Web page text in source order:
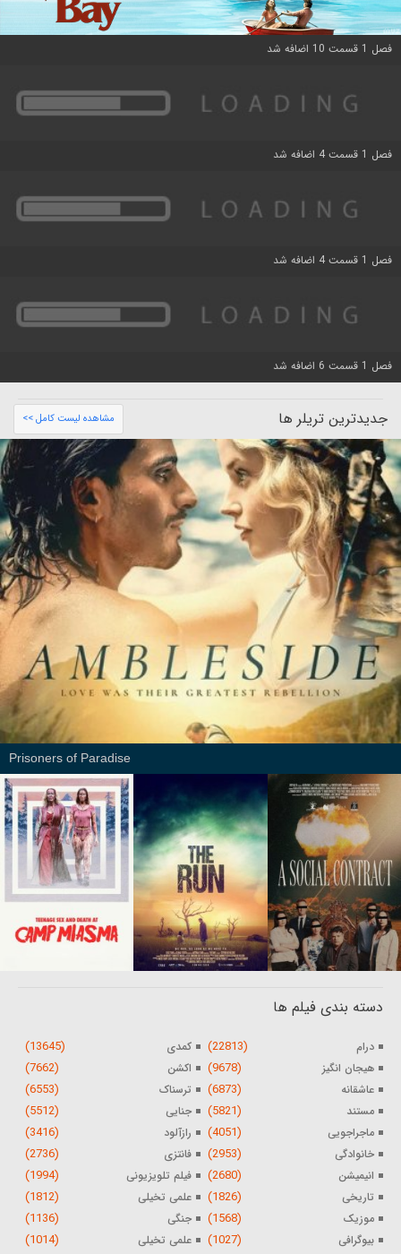
فصل 1 قسمت 10 اضافه شد
فصل 1 قسمت 4 اضافه شد
فصل 1 قسمت 4 اضافه شد
فصل 1 قسمت 6 اضافه شد
جدیدترین تریلر ها مشاهده لیست کامل >>
Prisoners of Paradise
دسته بندی فیلم ها
درام (22813) کمدی (13645)
هیجان انگیز (9678) اکشن (7662)
عاشقانه (6873) ترسناک (6553)
مستند (5821) جنایی (5512)
ماجراجویی (4051) رازآلود (3416)
خانوادگی (2953) فانتزی (2736)
انیمیشن (2680) فیلم تلویزیونی (1994)
تاریخی (1826) علمی تخیلی (1812)
موزیک (1568) جنگی (1136)
بیوگرافی (1027) علمی تخیلی (1014)